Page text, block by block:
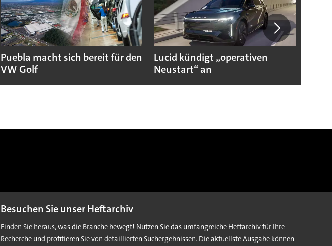
Puebla macht sich bereit für den
VW Golf
Lucid kündigt „operativen
Neustart“ an
Besuchen Sie unser Heftarchiv
Finden Sie heraus, was die Branche bewegt! Nutzen Sie das umfangreiche Heftarchiv für Ihre
Recherche und profitieren Sie von detaillierten Suchergebnissen. Die aktuellste Ausgabe können